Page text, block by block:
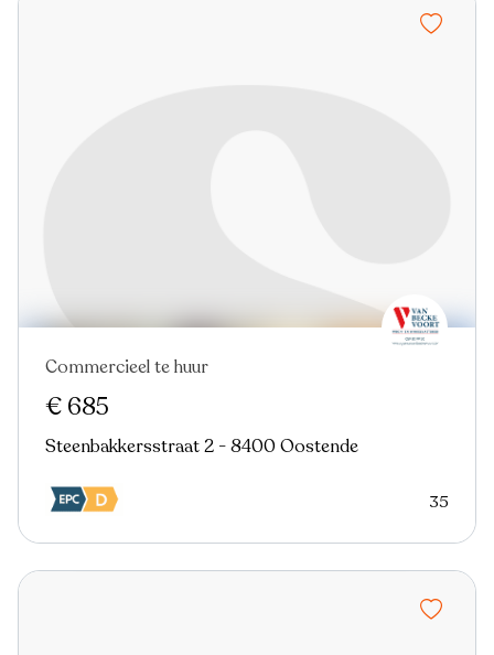
Nieuw
Commercieel te huur
€ 685
Steenbakkersstraat 2 - 8400 Oostende
35